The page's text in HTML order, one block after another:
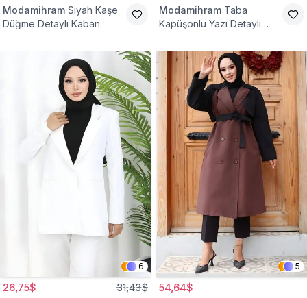
Modamihram Siyah Kaşe
Düğme Detaylı Kaban
Modamihram Taba
Kapüşonlu Yazı Detaylı
6
26,75$ 31,43$
5
54,64$